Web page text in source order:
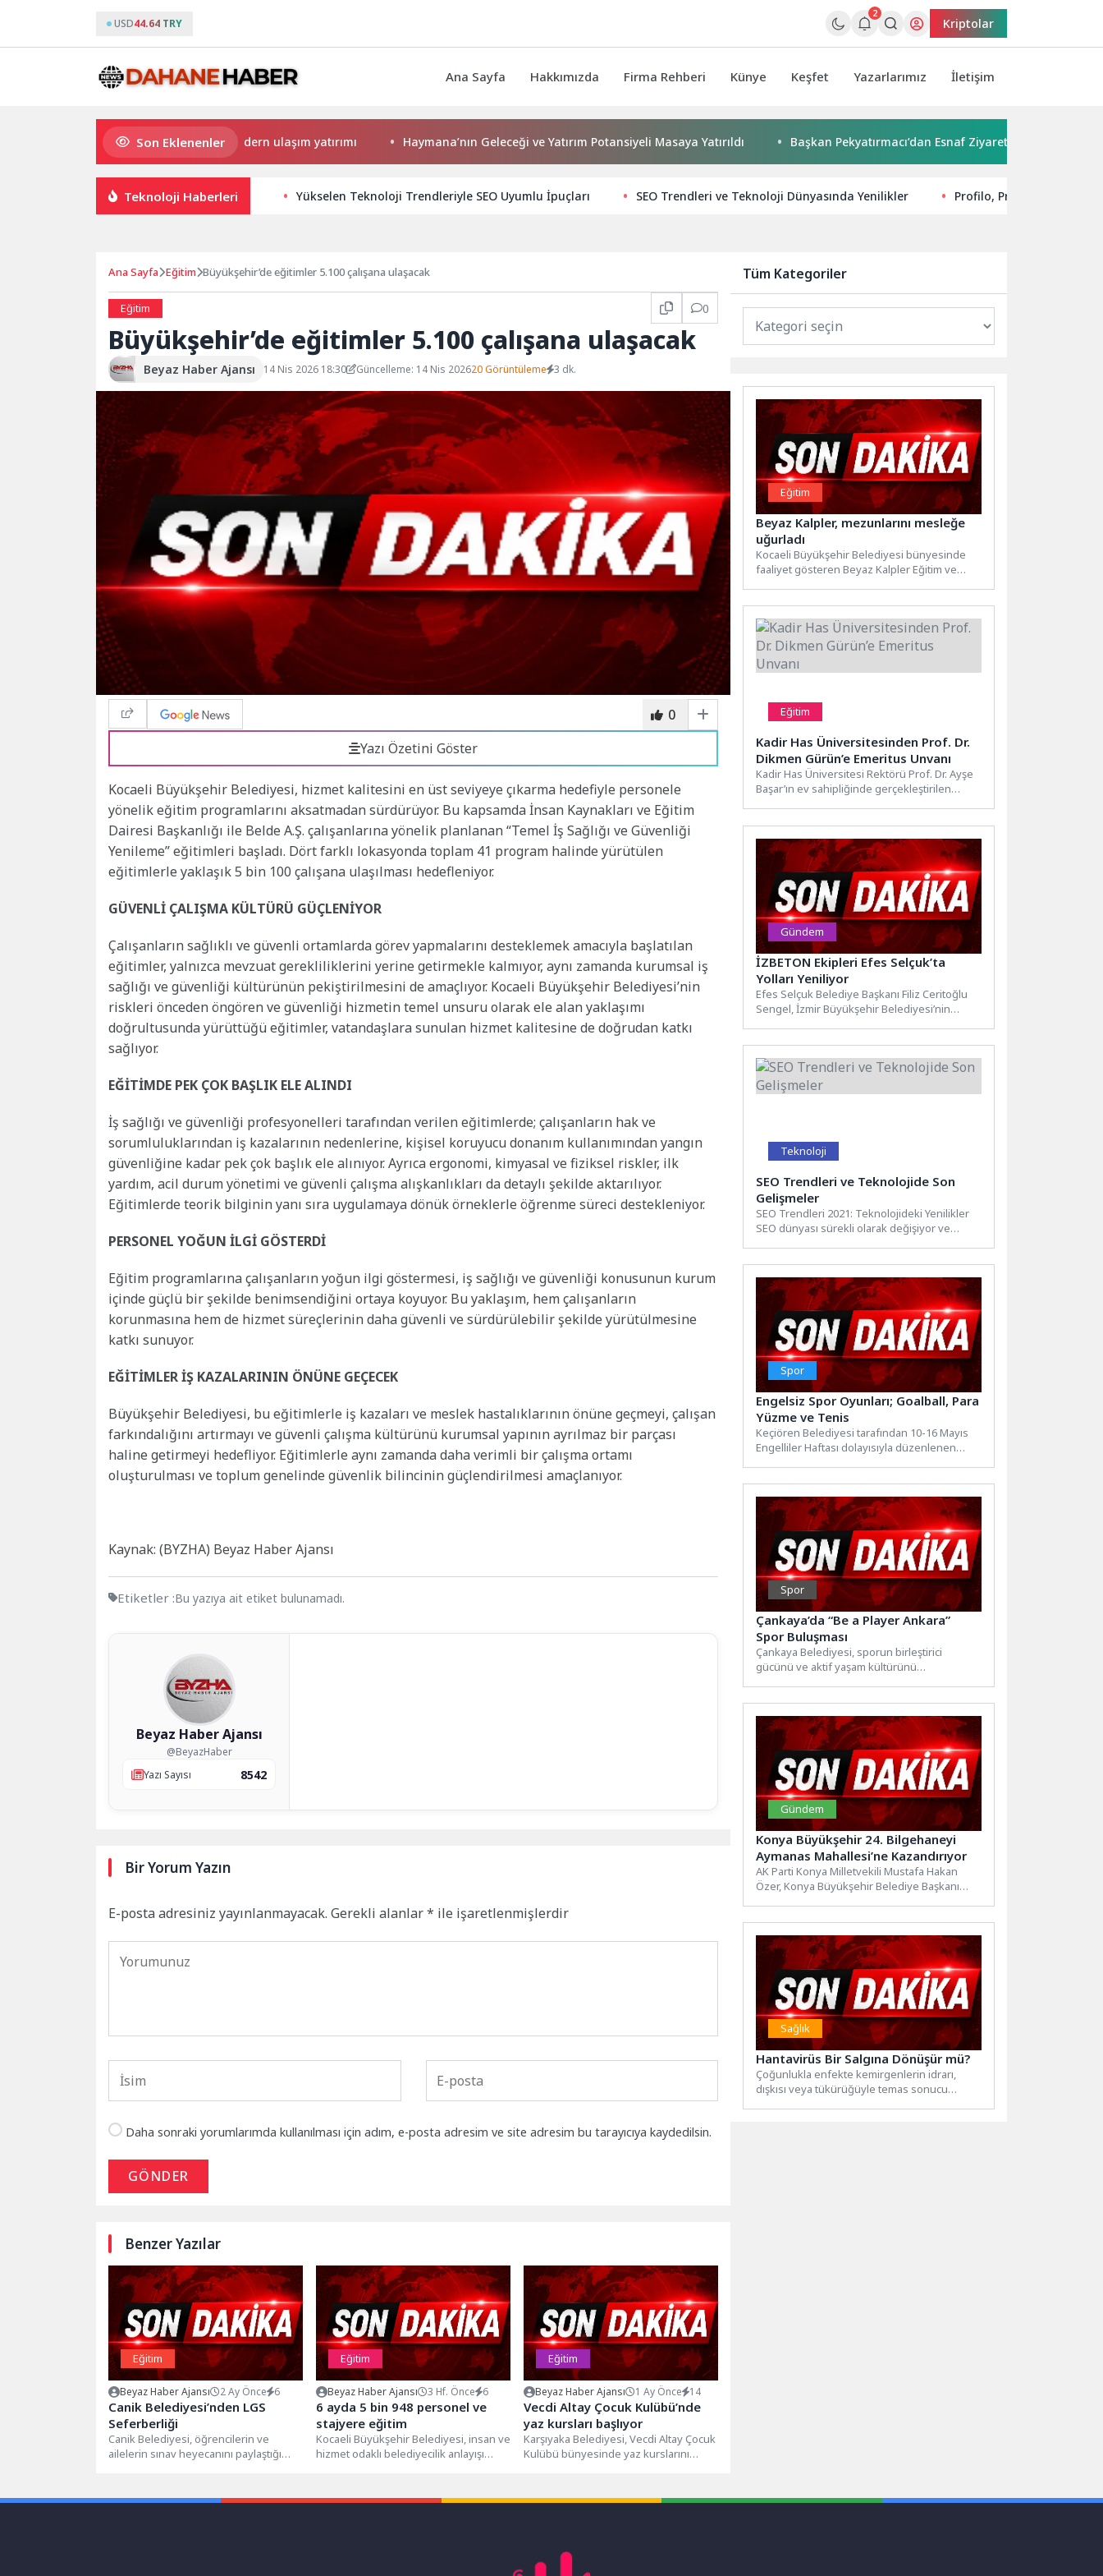
USD44.64 TRY
2
Kriptolar
Ana Sayfa Hakkımızda Firma Rehberi Künye Keşfet Yazarlarımız İletişim
Son Eklenenler
Büyükşehir’den Darıca’ya modern ulaşım yatırımı Haymana’nın Geleceği ve Yatırım Potansiyeli Masaya Yatırıldı Başkan Pekyatırmacı’dan Esnaf Ziyareti
Teknoloji Haberleri Yükselen Teknoloji Trendleriyle SEO Uyumlu İpuçları SEO Trendleri ve Teknoloji Dünyasında Yenilikler Profilo, Pratik Çözümleri
Ana Sayfa Eğitim Büyükşehir’de eğitimler 5.100 çalışana ulaşacak
Eğitim 0
Büyükşehir’de eğitimler 5.100 çalışana ulaşacak
Beyaz Haber Ajansı 14 Nis 2026 18:30 Güncelleme: 14 Nis 202620 Görüntüleme 3 dk.
0
Yazı Özetini Göster
Kocaeli Büyükşehir Belediyesi, hizmet kalitesini en üst seviyeye çıkarma hedefiyle personele
yönelik eğitim programlarını aksatmadan sürdürüyor. Bu kapsamda İnsan Kaynakları ve Eğitim
Dairesi Başkanlığı ile Belde A.Ş. çalışanlarına yönelik planlanan “Temel İş Sağlığı ve Güvenliği
Yenileme” eğitimleri başladı. Dört farklı lokasyonda toplam 41 program halinde yürütülen
eğitimlerle yaklaşık 5 bin 100 çalışana ulaşılması hedefleniyor.
GÜVENLİ ÇALIŞMA KÜLTÜRÜ GÜÇLENİYOR
Çalışanların sağlıklı ve güvenli ortamlarda görev yapmalarını desteklemek amacıyla başlatılan
eğitimler, yalnızca mevzuat gerekliliklerini yerine getirmekle kalmıyor, aynı zamanda kurumsal iş
sağlığı ve güvenliği kültürünün pekiştirilmesini de amaçlıyor. Kocaeli Büyükşehir Belediyesi’nin
riskleri önceden öngören ve güvenliği hizmetin temel unsuru olarak ele alan yaklaşımı
doğrultusunda yürüttüğü eğitimler, vatandaşlara sunulan hizmet kalitesine de doğrudan katkı
sağlıyor.
EĞİTİMDE PEK ÇOK BAŞLIK ELE ALINDI
İş sağlığı ve güvenliği profesyonelleri tarafından verilen eğitimlerde; çalışanların hak ve
sorumluluklarından iş kazalarının nedenlerine, kişisel koruyucu donanım kullanımından yangın
güvenliğine kadar pek çok başlık ele alınıyor. Ayrıca ergonomi, kimyasal ve fiziksel riskler, ilk
yardım, acil durum yönetimi ve güvenli çalışma alışkanlıkları da detaylı şekilde aktarılıyor.
Eğitimlerde teorik bilginin yanı sıra uygulamaya dönük örneklerle öğrenme süreci destekleniyor.
PERSONEL YOĞUN İLGİ GÖSTERDİ
Eğitim programlarına çalışanların yoğun ilgi göstermesi, iş sağlığı ve güvenliği konusunun kurum
içinde güçlü bir şekilde benimsendiğini ortaya koyuyor. Bu yaklaşım, hem çalışanların
korunmasına hem de hizmet süreçlerinin daha güvenli ve sürdürülebilir şekilde yürütülmesine
katkı sunuyor.
EĞİTİMLER İŞ KAZALARININ ÖNÜNE GEÇECEK
Büyükşehir Belediyesi, bu eğitimlerle iş kazaları ve meslek hastalıklarının önüne geçmeyi, çalışan
farkındalığını artırmayı ve güvenli çalışma kültürünü kurumsal yapının ayrılmaz bir parçası
haline getirmeyi hedefliyor. Eğitimlerle aynı zamanda daha verimli bir çalışma ortamı
oluşturulması ve toplum genelinde güvenlik bilincinin güçlendirilmesi amaçlanıyor.
Kaynak: (BYZHA) Beyaz Haber Ajansı
Etiketler :Bu yazıya ait etiket bulunamadı.
Beyaz Haber Ajansı
@BeyazHaber
Yazı Sayısı
8542
Bir Yorum Yazın
E-posta adresiniz yayınlanmayacak. Gerekli alanlar* ile işaretlenmişlerdir
Daha sonraki yorumlarımda kullanılması için adım, e-posta adresim ve site adresim bu tarayıcıya kaydedilsin.
GÖNDER
Benzer Yazılar
Eğitim
Beyaz Haber Ajansı 2 Ay Önce 6
Canik Belediyesi’nden LGS
Seferberliği
Canik Belediyesi, öğrencilerin ve
ailelerin sınav heyecanını paylaştığı
Eğitim
Beyaz Haber Ajansı 3 Hf. Önce 6
6 ayda 5 bin 948 personel ve
stajyere eğitim
Kocaeli Büyükşehir Belediyesi, insan ve
hizmet odaklı belediyecilik anlayışı
Eğitim
Beyaz Haber Ajansı 1 Ay Önce 14
Vecdi Altay Çocuk Kulübü’nde
yaz kursları başlıyor
Karşıyaka Belediyesi, Vecdi Altay Çocuk
Kulübü bünyesinde yaz kurslarını
Tüm Kategoriler
Eğitim
Beyaz Kalpler, mezunlarını mesleğe
uğurladı
Kocaeli Büyükşehir Belediyesi bünyesinde
faaliyet gösteren Beyaz Kalpler Eğitim ve
Eğitim
Kadir Has Üniversitesinden Prof. Dr.
Dikmen Gürün’e Emeritus Unvanı
Kadir Has Üniversitesi Rektörü Prof. Dr. Ayşe
Başar’ın ev sahipliğinde gerçekleştirilen
Gündem
İZBETON Ekipleri Efes Selçuk’ta
Yolları Yeniliyor
Efes Selçuk Belediye Başkanı Filiz Ceritoğlu
Sengel, İzmir Büyükşehir Belediyesi’nin
Teknoloji
SEO Trendleri ve Teknolojide Son
Gelişmeler
SEO Trendleri 2021: Teknolojideki Yenilikler
SEO dünyası sürekli olarak değişiyor ve
Spor
Engelsiz Spor Oyunları; Goalball, Para
Yüzme ve Tenis
Keçiören Belediyesi tarafından 10-16 Mayıs
Engelliler Haftası dolayısıyla düzenlenen
Spor
Çankaya’da “Be a Player Ankara”
Spor Buluşması
Çankaya Belediyesi, sporun birleştirici
gücünü ve aktif yaşam kültürünü
Gündem
Konya Büyükşehir 24. Bilgehaneyi
Aymanas Mahallesi’ne Kazandırıyor
AK Parti Konya Milletvekili Mustafa Hakan
Özer, Konya Büyükşehir Belediye Başkanı
Sağlık
Hantavirüs Bir Salgına Dönüşür mü?
Çoğunlukla enfekte kemirgenlerin idrarı,
dışkısı veya tükürüğüyle temas sonucu